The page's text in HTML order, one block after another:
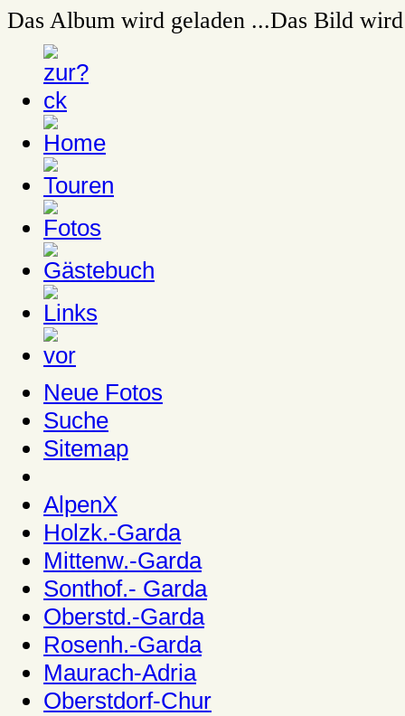
Das Album wird geladen ...Das Bild
Neue Fotos
Suche
Sitemap
AlpenX
Holzk.-Garda
Mittenw.-Garda
Sonthof.- Garda
Oberstd.-Garda
Rosenh.-Garda
Maurach-Adria
Oberstdorf-Chur